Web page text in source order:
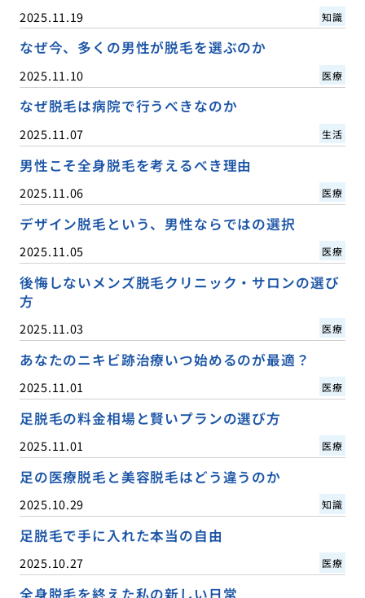
2025.11.19 知識
なぜ今、多くの男性が脱毛を選ぶのか
2025.11.10 医療
なぜ脱毛は病院で行うべきなのか
2025.11.07 生活
男性こそ全身脱毛を考えるべき理由
2025.11.06 医療
デザイン脱毛という、男性ならではの選択
2025.11.05 医療
後悔しないメンズ脱毛クリニック・サロンの選び
方
2025.11.03 医療
あなたのニキビ跡治療いつ始めるのが最適？
2025.11.01 医療
足脱毛の料金相場と賢いプランの選び方
2025.11.01 医療
足の医療脱毛と美容脱毛はどう違うのか
2025.10.29 知識
足脱毛で手に入れた本当の自由
2025.10.27 医療
全身脱毛を終えた私の新しい日常